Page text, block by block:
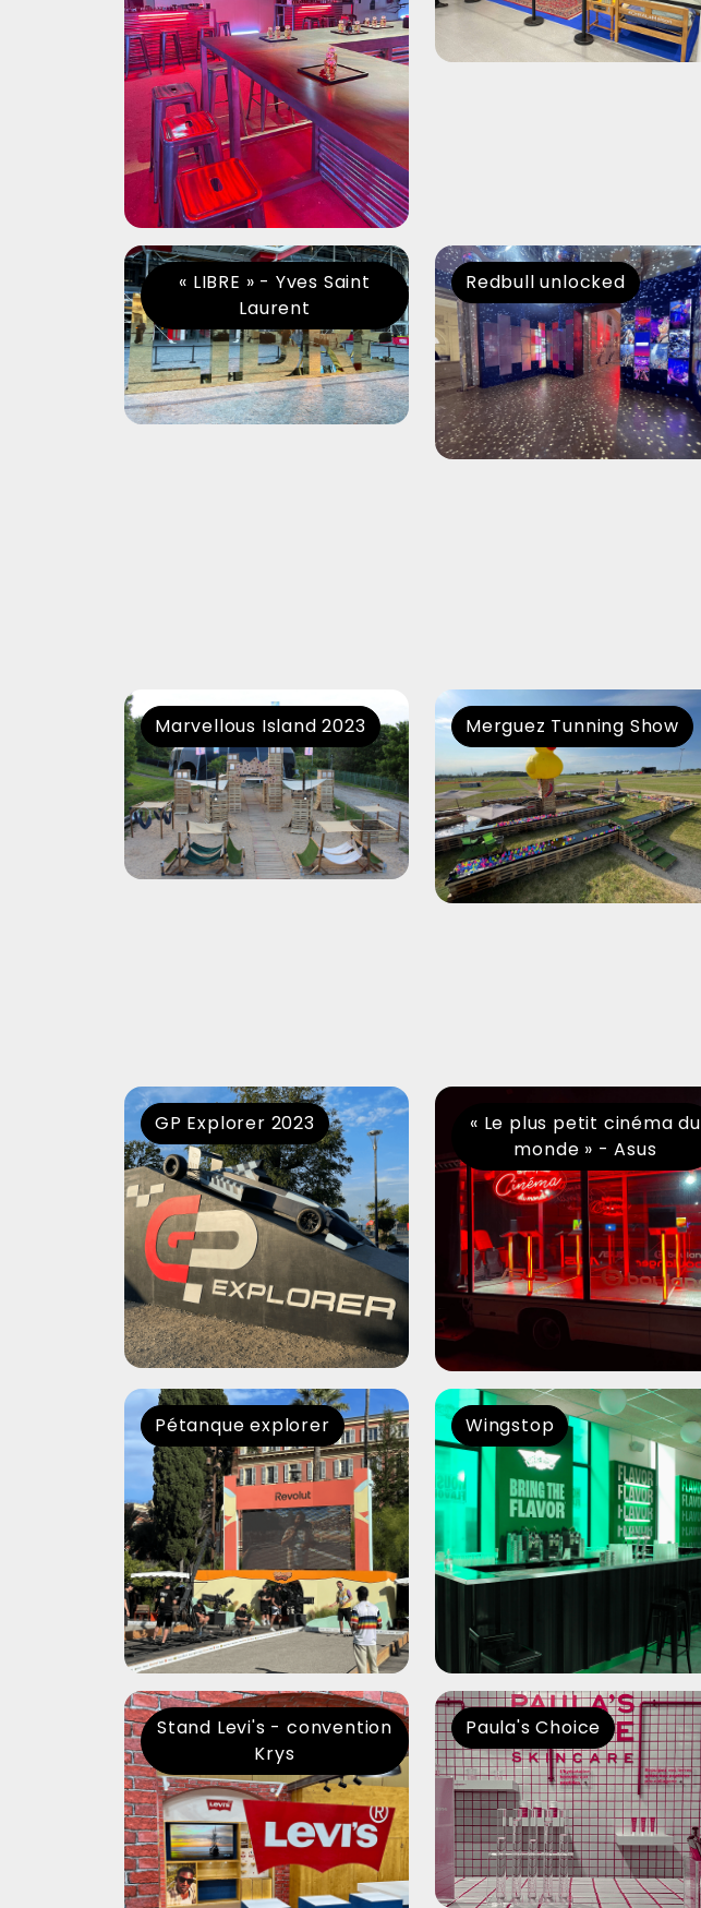
« LIBRE » - Yves Saint
Laurent
Redbull unlocked
Marvellous Island 2023 Merguez Tunning Show
GP Explorer 2023
« Le plus petit cinéma du
monde » - Asus
Pétanque explorer Wingstop
Stand Levi's - convention
Krys
Paula's Choice